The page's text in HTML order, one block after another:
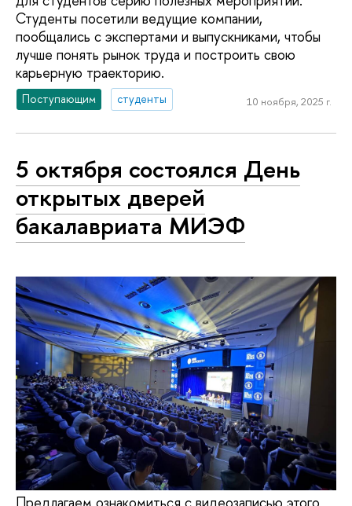
Студенты посетили ведущие компании,
пообщались с экспертами и выпускниками, чтобы
лучше понять рынок труда и построить свою
карьерную траекторию.
Поступающим студенты 10 ноября, 2025 г.
5 октября состоялся День
открытых дверей
бакалавриата МИЭФ